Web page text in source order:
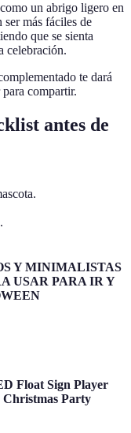
un abrigo ligero en
más fáciles de
que se sienta
celebración.
te dará
compartir.
antes de
Y MINIMALISTAS
USAR PARA IR Y
Float Sign Player
Christmas Party